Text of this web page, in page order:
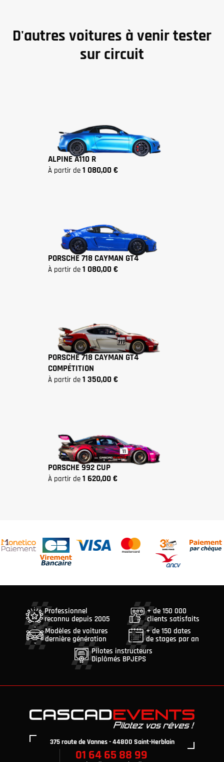
D'autres voitures à venir tester
sur circuit
ALPINE A110 R
à partir de 1 080,00 €
PORSCHE 718 CAYMAN GT4
à partir de 1 080,00 €
PORSCHE 718 CAYMAN GT4
COMPÉTITION
à partir de 1 350,00 €
PORSCHE 992 CUP
à partir de 1 620,00 €
Professionnel
reconnu depuis 2005
+ de 150 000
clients satisfaits
Modèles de voitures
dernière génération
+ de 150 dates
de stages par an
Pilotes instructeurs
Diplômés BPJEPS
375 route de Vannes - 44800 Saint-Herblain
01 64 65 88 99